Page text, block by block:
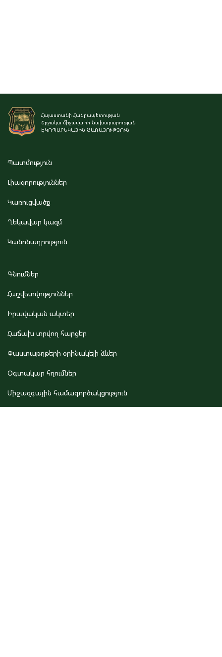
Հայաստանի Հանրապետության
Շրջակա միջավայրի նախարարության
ԷԿՈՊԱՐԵԿԱՅԻՆ ԾԱՌԱՅՈՒԹՅՈՒՆ
Պատմություն
Լիազորություններ
Կառուցվածք
Ղեկավար կազմ
Կանոնադրություն
Գնումներ
Հաշվետվություններ
Իրավական ակտեր
Հաճախ տրվող հարցեր
Փաստաթղթերի օրինակելի ձևեր
Օգտակար հղումներ
Միջազգային համագործակցություն